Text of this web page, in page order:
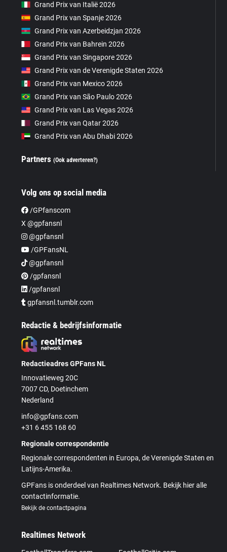
Grand Prix van Italië 2026
Grand Prix van Spanje 2026
Grand Prix van Azerbeidzjan 2026
Grand Prix van Bahrein 2026
Grand Prix van Singapore 2026
Grand Prix van de Verenigde Staten 2026
Grand Prix van Mexico 2026
Grand Prix van São Paulo 2026
Grand Prix van Las Vegas 2026
Grand Prix van Qatar 2026
Grand Prix van Abu Dhabi 2026
Partners(Ook adverteren?)
Volg ons op social media
/GPfanscom
X @gpfansnl
@gpfansnl
/GPFansNL
@gpfansnl
/gpfansnl
/gpfansnl
gpfansnl.tumblr.com
Redactie & bedrijfsinformatie
Redactieadres GPFans NL
Innovatieweg 20C
7007 CD, Doetinchem
Nederland
info@gpfans.com
+31 6 455 168 60
Regionale correspondentie
Regionale correspondenten in Europa, de Verenigde Staten en
Latijns-Amerika.
GPFans is onderdeel van Realtimes Network. Bekijk hier alle
contactinformatie.
Bekijk de contactpagina
Realtimes Network